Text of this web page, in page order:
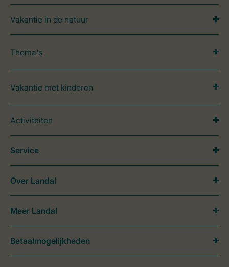
Vakantie in de natuur
Thema's
Vakantie met kinderen
Activiteiten
Service
Over Landal
Meer Landal
Betaalmogelijkheden